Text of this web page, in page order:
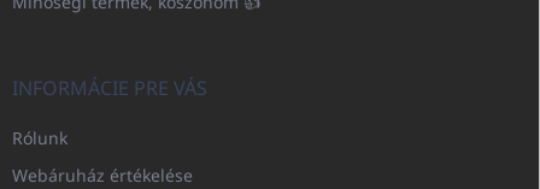
INFORMÁCIE PRE VÁS
Rólunk
Webáruház értékelése